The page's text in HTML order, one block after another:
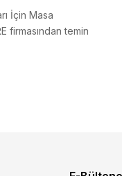
İçin Masa
firmasından temin